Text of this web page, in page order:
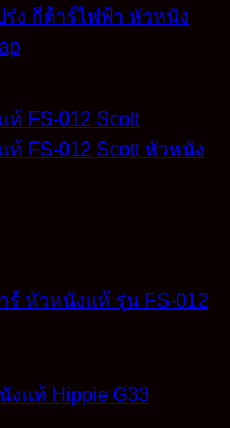
ร่ง กีต้าร์ไฟฟ้า หัวหนัง
ร์ หัวหนังแท้ รุ่น FS-012